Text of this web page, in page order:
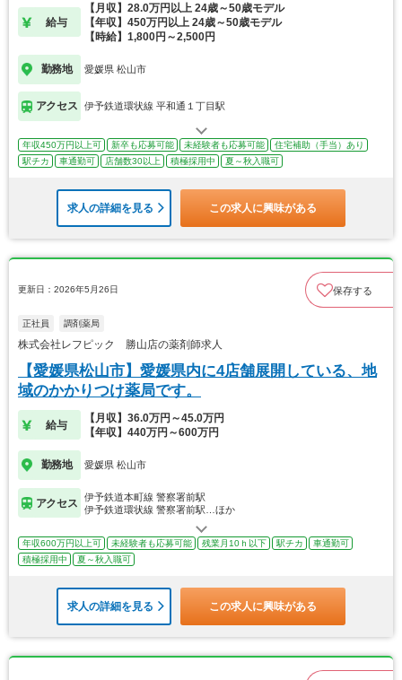
給与
【月収】28.0万円以上 24歳～50歳モデル
【年収】450万円以上 24歳～50歳モデル
【時給】1,800円～2,500円
勤務地 愛媛県 松山市
アクセス 伊予鉄道環状線 平和通１丁目駅
年収450万円以上可 新卒も応募可能 未経験者も応募可能
住宅補助（手当）あり
駅チカ
車通勤可 店舗数30以上 積極採用中 夏～秋入職可
求人の詳細を見る この求人に興味がある
更新日：2026年5月26日 保存する
正社員 調剤薬局
株式会社レフピック 勝山店の薬剤師求人
【愛媛県松山市】愛媛県内に4店舗展開している、地
域のかかりつけ薬局です。
給与
【月収】36.0万円～45.0万円
【年収】440万円～600万円
勤務地 愛媛県 松山市
アクセス
伊予鉄道本町線 警察署前駅
伊予鉄道環状線 警察署前駅…ほか
年収600万円以上可 未経験者も応募可能 残業月10ｈ以下 駅チカ
車通勤可
積極採用中
夏～秋入職可
求人の詳細を見る この求人に興味がある